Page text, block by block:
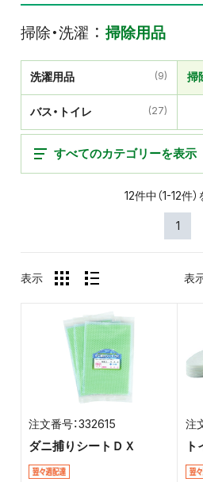
掃除・洗濯 掃除用品
洗濯用品 (9) 掃
バス・トイレ (27)
すべてのカテゴリーを表示
12件中（1-12件
1
表示 表
332615
ダニ捕りシートＤＸ